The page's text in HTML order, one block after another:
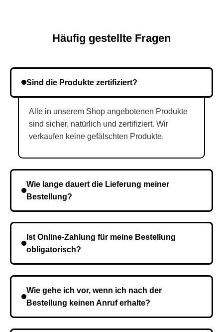
Häufig gestellte Fragen
Sind die Produkte zertifiziert?
Alle in unserem Shop angebotenen Produkte
sind sicher, natürlich und zertifiziert. Wir
verkaufen keine gefälschten Produkte.
Wie lange dauert die Lieferung meiner
Bestellung?
Kurierdienst und die Zeit hängt davon ab.
Ist Online-Zahlung für meine Bestellung
obligatorisch?
Wie gehe ich vor, wenn ich nach der
Bestellung keinen Anruf erhalte?